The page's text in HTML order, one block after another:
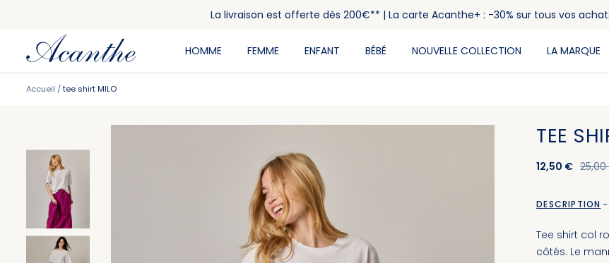
La livraison est offerte dès 200€** | La carte Acanthe+ : -30% sur tous vos
HOMME FEMME ENFANT BÉBÉ NOUVELLE COLLECTION LA MARQUE
Accueil tee shirt MILO
to
images
gallery
to
beginning
images
gallery
TEE
12,50 €
DESCRIPTION
Tee shirt col
côtés. Le